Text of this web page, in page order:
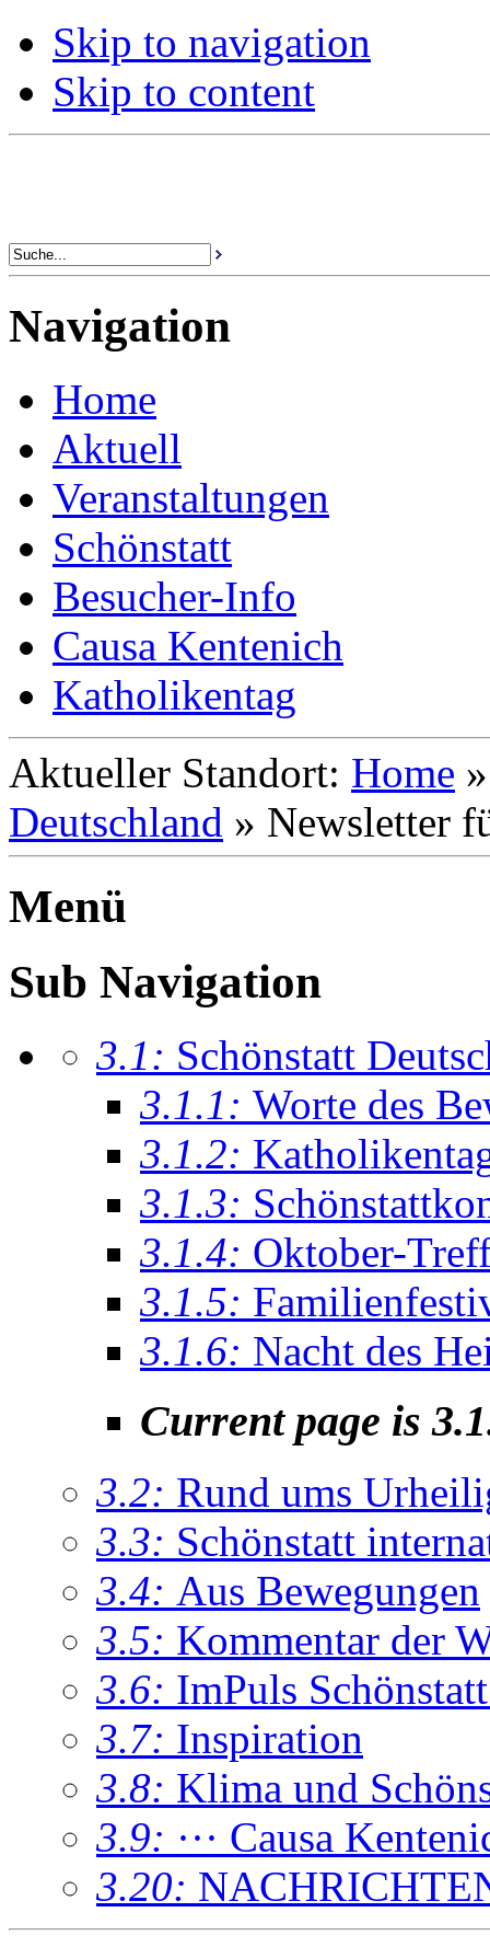
Skip to navigation
Skip to content
Navigation
Home
Aktuell
Veranstaltungen
Schönstatt
Besucher-Info
Causa Kentenich
Katholikentag
Aktueller Standort: Home
Deutschland » Newsletter
Menü
Sub Navigation
3.1: Schönstatt
3.1.1: Worte des
3.1.2:
3.1.3:
3.1.4: Oktober-
3.1.5:
3.1.6: Nacht des
Current page is
3.2: Rund ums
3.3: Schönstatt
3.4: Aus Bewegungen
3.5: Kommentar der
3.6: ImPuls
3.7: Inspiration
3.8: Klima und
3.9: ··· Causa
3.20: